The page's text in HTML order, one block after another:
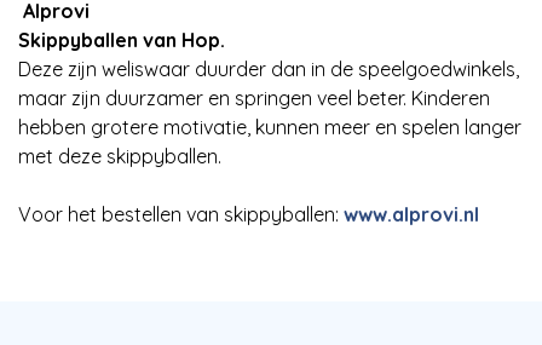
Alprovi
Skippyballen van Hop.
Deze zijn weliswaar duurder dan in de speelgoedwinkels,
maar zijn duurzamer en springen veel beter. Kinderen
hebben grotere motivatie, kunnen meer en spelen langer
met deze skippyballen.
Voor het bestellen van skippyballen: www.alprovi.nl